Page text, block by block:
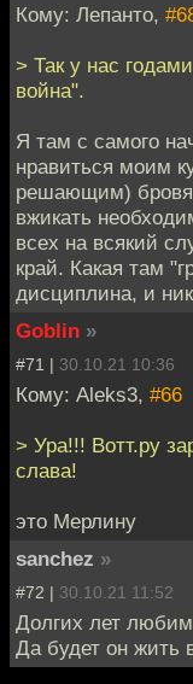
Кому: Лепанто,
> Так у нас
война".
Я там с самого
нравиться моим
решающим)
вжикать
всех на всякий
край. Какая там
дисциплина, и
Goblin »
#71 | 30.10.21 10:36
Кому: Aleks3, #66
> Ура!!! Вотт.ру
слава!
это Мерлину
sanchez »
#72 | 30.10.21 11:52
Долгих лет
Да будет он жить